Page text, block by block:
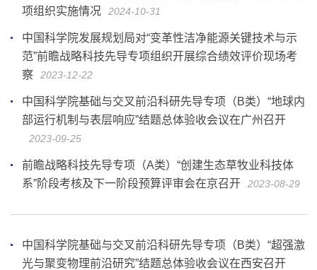
项组织实施情况
2024-10-31
中国科学院发展规划局对“变革性洁净能源关键技术与示
范”前瞻战略科技先导专项组织开展综合绩效评价现场考
察
2023-12-22
中国科学院基础与交叉前沿科研先导专项（B类）“地球内
部运行机制与表层响应”结题总体验收会议在广州召开
2023-09-25
前瞻战略科技先导专项（A类）“创建生态草牧业科技体
系”阶段考核及下一阶段预算评审会在京召开
2023-08-29
中国科学院基础与交叉前沿科研先导专项（B类）“超强激
光与聚变物理前沿研究”结题总体验收会议在西安召开